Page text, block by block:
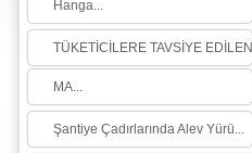
Hanga...
TÜKETİCİLERE TAVSİYE EDİLEN
MA...
Şantiye Çadırlarında Alev Yürü...